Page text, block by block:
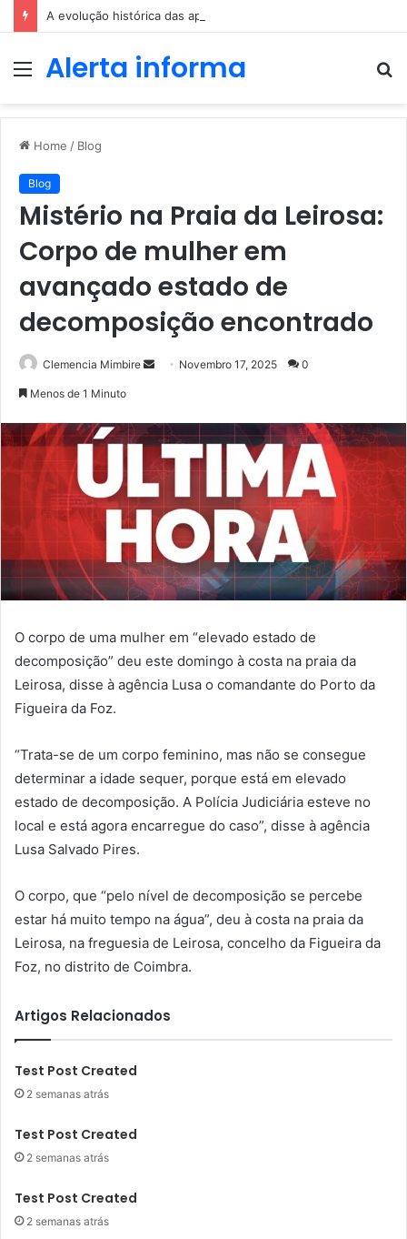
A evolução histórica das apostas ao longo dos séculos
MenuAlerta informa
Home / Blog
Blog
Mistério na Praia da Leirosa:
Corpo de mulher em
avançado estado de
decomposição encontrado
Clemencia Mimbire
Send Novembro 17, 2025 0
Menos de 1 Minuto
O corpo de uma mulher em “elevado estado de
decomposição” deu este domingo à costa na praia da
Leirosa, disse à agência Lusa o comandante do Porto da
Figueira da Foz.
“Trata-se de um corpo feminino, mas não se consegue
determinar a idade sequer, porque está em elevado
estado de decomposição. A Polícia Judiciária esteve no
local e está agora encarregue do caso”, disse à agência
Lusa Salvado Pires.
O corpo, que “pelo nível de decomposição se percebe
estar há muito tempo na água”, deu à costa na praia da
Leirosa, na freguesia de Leirosa, concelho da Figueira da
Foz, no distrito de Coimbra.
Artigos Relacionados
Test Post Created
2 semanas atrás
Test Post Created
2 semanas atrás
Test Post Created
2 semanas atrás